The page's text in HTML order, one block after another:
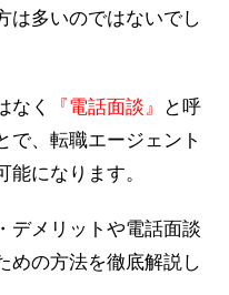
は多いのではないでし
なく 『電話面談』
と呼
で、転職エージェント
になります。
デメリットや電話面談
めの方法を徹底解説し